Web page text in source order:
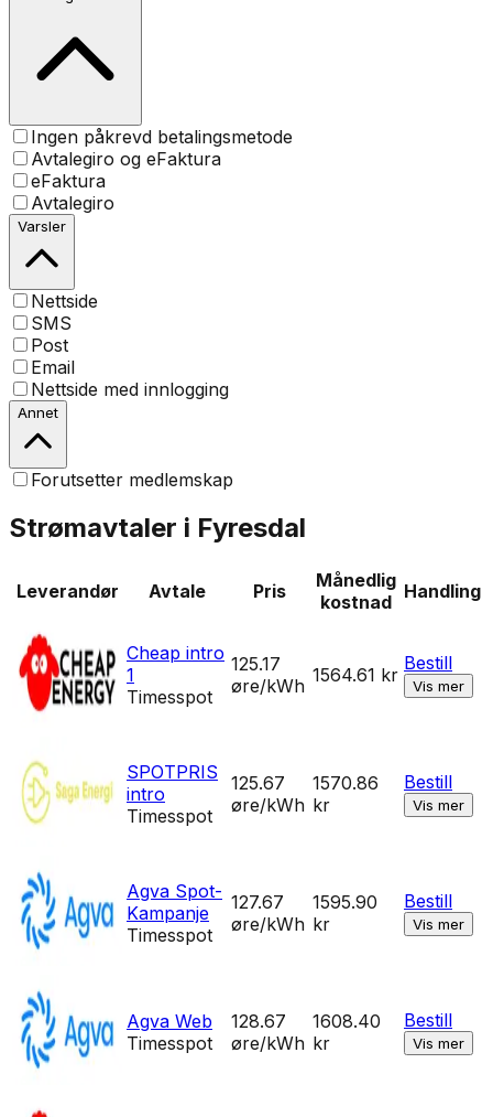
Ingen påkrevd betalingsmetode
Avtalegiro og eFaktura
eFaktura
Avtalegiro
Varsler
Nettside
SMS
Post
Email
Nettside med innlogging
Annet
Forutsetter medlemskap
Strømavtaler i Fyresdal
Leverandør Avtale Pris
Månedlig
kostnad Handling
Cheap intro
1
Timesspot
125.17
øre/kWh 1564.61 kr
Bestill
Vis mer
SPOTPRIS
intro
Timesspot
125.67
øre/kWh
1570.86
kr
Bestill
Vis mer
Agva Spot-
Kampanje
Timesspot
127.67
øre/kWh
1595.90
kr
Bestill
Vis mer
Agva Web
Timesspot
128.67
øre/kWh
1608.40
kr
Bestill
Vis mer